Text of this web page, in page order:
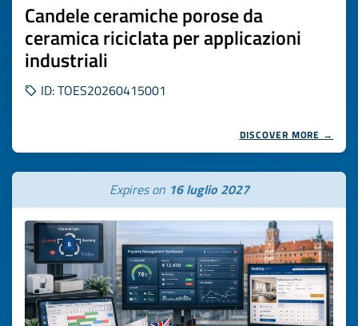
Candele ceramiche porose da
ceramica riciclata per applicazioni
industriali
ID: TOES20260415001
DISCOVER MORE →
Expires on 16 luglio 2027